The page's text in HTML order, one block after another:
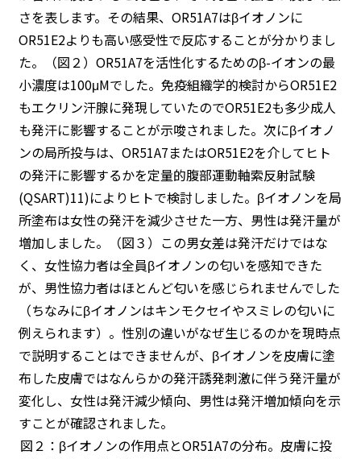
さを表します。その結果、OR51A7はβイオノンに
OR51E2よりも高い感受性で反応することが分かりまし
た。（図２）OR51A7を活性化するためのβ-イオンの最
小濃度は100μMでした。免疫組織学的検討からOR51E2
もエクリン汗腺に発現していたのでOR51E2も多少成人
も発汗に影響することが示唆されました。次にβイオノ
ンの局所投与は、OR51A7またはOR51E2を介してヒト
の発汗に影響するかを定量的腹部運動軸索反射試験
(QSART)11)によりヒトで検討しました。βイオノンを局
所塗布は女性の発汗を減少させた一方、男性は発汗量が
増加しました。（図３）この男女差は発汗だけではな
く、女性協力者は全員βイオノンの匂いを感知できた
が、男性協力者はほとんど匂いを感じられませんでした
（ちなみにβイオノンはキンモクセイやスミレの匂いに
例えられます）。性別の違いがなぜ生じるのかを現時点
で説明することはできませんが、βイオノンを皮膚に塗
布した皮膚ではなんらかの発汗誘発刺激に伴う発汗量が
変化し、女性は発汗減少傾向、男性は発汗増加傾向を示
すことが確認されました。
図２：βイオノンの作用点とOR51A7の分布。皮膚に投